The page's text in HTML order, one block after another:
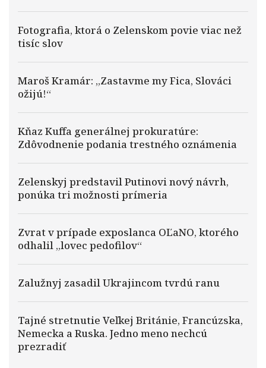
Fotografia, ktorá o Zelenskom povie viac než
tisíc slov
Maroš Kramár: „Zastavme my Fica, Slováci
ožijú!“
Kňaz Kuffa generálnej prokuratúre:
Zdôvodnenie podania trestného oznámenia
Zelenskyj predstavil Putinovi nový návrh,
ponúka tri možnosti prímeria
Zvrat v prípade exposlanca OĽaNO, ktorého
odhalil „lovec pedofilov“
Zalužnyj zasadil Ukrajincom tvrdú ranu
Tajné stretnutie Veľkej Británie, Francúzska,
Nemecka a Ruska. Jedno meno nechcú
prezradiť